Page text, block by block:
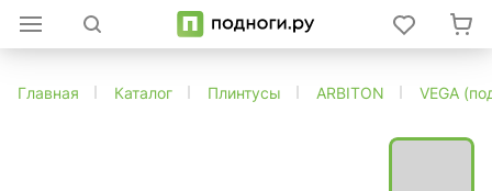
Главная Каталог Плинтусы ARBITON VEGA